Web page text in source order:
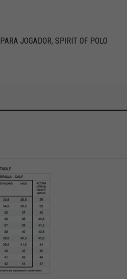
PARA JOGADOR, SPIRIT OF POLO